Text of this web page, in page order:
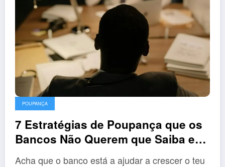
POUPANÇA
7 Estratégias de Poupança que os
Bancos Não Querem que Saiba em
2026
Acha que o banco está a ajudar a crescer o teu